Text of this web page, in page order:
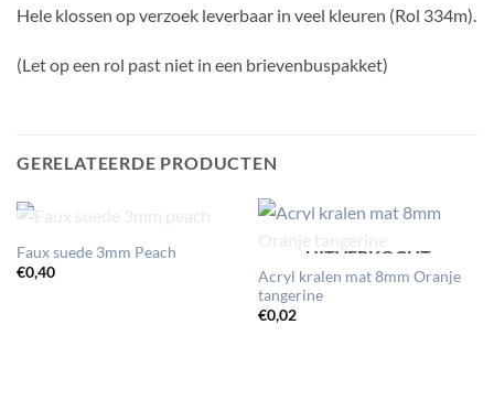
Hele klossen op verzoek leverbaar in veel kleuren (Rol 334m).
(Let op een rol past niet in een brievenbuspakket)
GERELATEERDE PRODUCTEN
UITVERKOCHT
Faux suede 3mm Peach
€0,40
UITVERKOCHT
Acryl kralen mat 8mm Oranje
tangerine
€0,02